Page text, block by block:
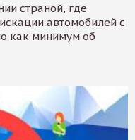
страной, где
автомобилей с
как минимум об